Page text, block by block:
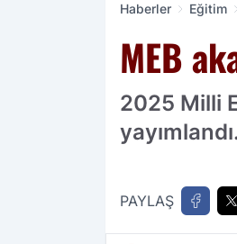
Haberler Eğitim
MEB
2025 Milli
PAYLAŞ